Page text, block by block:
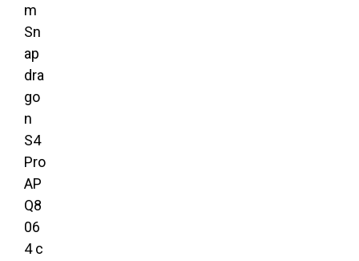
m
Sn
ap
dra
go
n
S4
Pro
AP
Q8
06
4 с